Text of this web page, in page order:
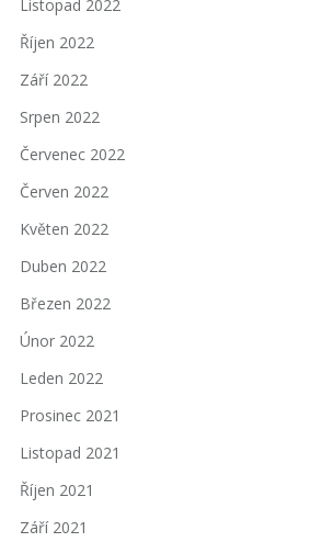
Listopad 2022
Říjen 2022
Září 2022
Srpen 2022
Červenec 2022
Červen 2022
Květen 2022
Duben 2022
Březen 2022
Únor 2022
Leden 2022
Prosinec 2021
Listopad 2021
Říjen 2021
Září 2021